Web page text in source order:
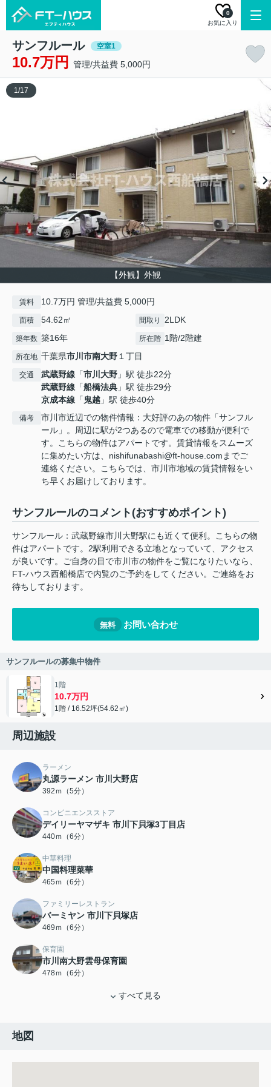
お気に入り
0
サンフルール 空室1
10.7万円 管理/共益費 5,000円
【外観】外観
1/17
賃料 10.7万円 管理/共益費 5,000円
面積 54.62㎡ 間取り 2LDK
築年数 築16年 所在階 1階/2階建
所在地 千葉県市川市南大野１丁目
交通 武蔵野線 「市川大野 」駅 徒歩22分
武蔵野線 「船橋法典 」駅 徒歩29分
京成本線 「 鬼越 」駅 徒歩40分
備考
市川市近辺での物件情報：大好評のあの物件「サンフル
ール」。周辺に駅が2つあるので電車での移動が便利で
す。こちらの物件はアパートです。賃貸情報をスムーズ
に集めたい方は、nishifunabashi@ft-house.comまでご
連絡ください。こちらでは、市川市地域の賃貸情報をい
ち早くお届けしております。
サンフルールのコメント(おすすめポイント)
サンフルール：武蔵野線市川大野駅にも近くて便利。こちらの物
件はアパートです。2駅利用できる立地となっていて、アクセス
が良いです。ご自身の目で市川市の物件をご覧になりたいなら、
FT-ハウス西船橋店で内覧のご予約をしてください。ご連絡をお
待ちしております。
無料 お問い合わせ
サンフルールの募集中物件
1階
10.7万円
1階 / 16.52坪(54.62㎡)
周辺施設
ラーメン
丸源ラーメン 市川大野店
392ｍ（5分）
コンビニエンスストア
デイリーヤマザキ 市川下貝塚3丁目店
440ｍ（6分）
中華料理
中国料理菜華
465ｍ（6分）
ファミリーレストラン
バーミヤン 市川下貝塚店
469ｍ（6分）
保育園
市川南大野雲母保育園
478ｍ（6分）
すべて見る
地図